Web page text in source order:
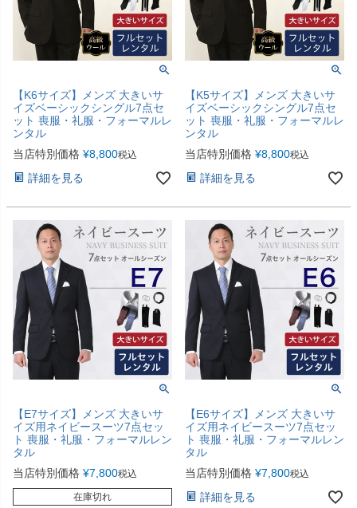
【K6サイズ】メンズ 大きいサ
イズベーシックシングル7点セ
ット 喪服・礼服・フォーマルレ
ンタル
当店特別価格 ¥8,800税込
詳細を見る
【K5サイズ】メンズ 大きいサ
イズベーシックシングル7点セ
ット 喪服・礼服・フォーマルレ
ンタル
当店特別価格 ¥8,800税込
詳細を見る
【E7サイズ】メンズ 大きいサ
イズ用ネイビースーツ7点セッ
ト 喪服・礼服・フォーマルレン
タル
当店特別価格 ¥7,800税込
在庫切れ
【E6サイズ】メンズ 大きいサ
イズ用ネイビースーツ7点セッ
ト 喪服・礼服・フォーマルレン
タル
当店特別価格 ¥7,800税込
詳細を見る